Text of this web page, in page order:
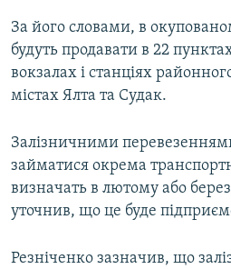
Усі сайти RFE/RL
За його словами, в
будуть продавати в 22
вокзалах і станціях
містах Ялта та Судак.
Залізничними
займатися окрема
визначать в лютому або
уточнив, що це буде
Резніченко зазначив, що